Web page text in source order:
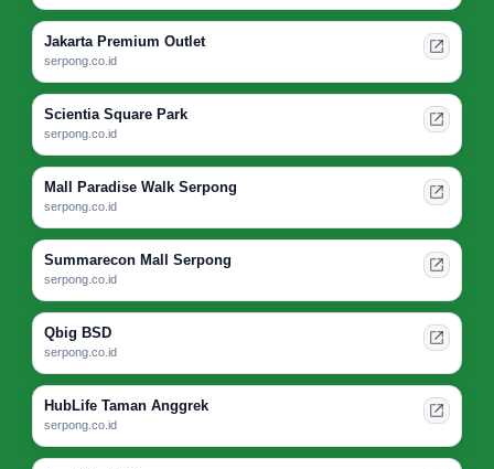
Jakarta Premium Outlet
serpong.co.id
Scientia Square Park
serpong.co.id
Mall Paradise Walk Serpong
serpong.co.id
Summarecon Mall Serpong
serpong.co.id
Qbig BSD
serpong.co.id
HubLife Taman Anggrek
serpong.co.id